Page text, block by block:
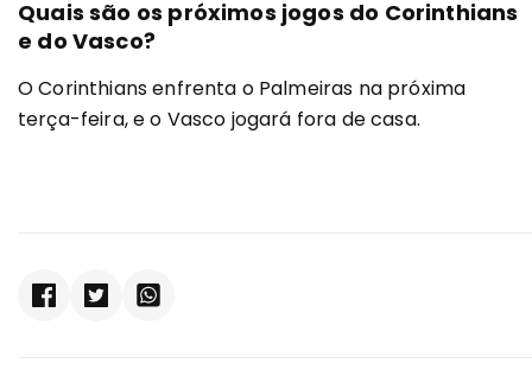
Quais são os próximos jogos do Corinthians
e do Vasco?
O Corinthians enfrenta o Palmeiras na próxima
terça-feira, e o Vasco jogará fora de casa.